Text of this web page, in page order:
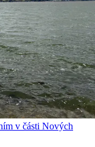
v části Nových